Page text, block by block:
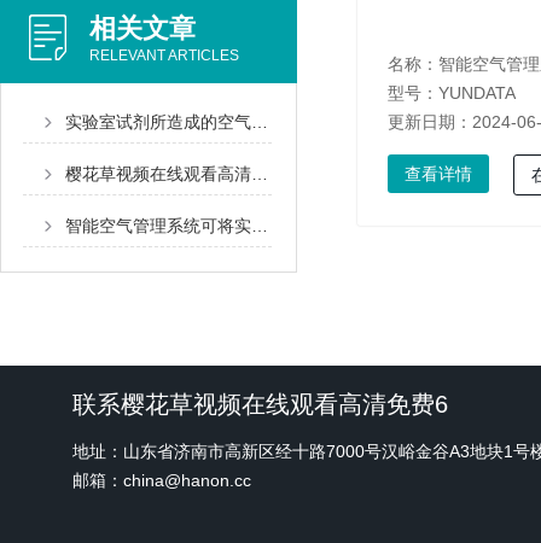
相关文章
RELEVANT ARTICLES 名称： 智能空气管
型号：YUNDATA
更新日期：2024-
查看详情
联系樱花草视频在线观看高清免费6
地址：山东省济南市高新区经十路7000号汉峪金谷A3地块1号
邮箱：china@hanon.cc